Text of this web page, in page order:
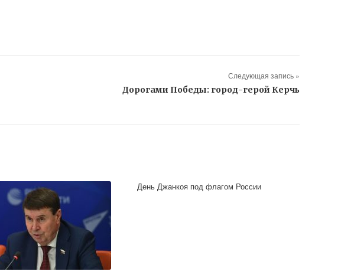
Следующая запись »
Дорогами Победы: город-герой Керчь
День Джанкоя под флагом России